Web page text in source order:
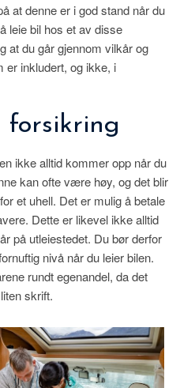
at denne er i god stand når du
leie bil hos et av disse
at du går gjennom vilkår og
er inkludert, og ikke, i
forsikring
ikke alltid kommer opp når du
kan ofte være høy, og det blir
et uhell. Det er mulig å betale
Dette er likevel ikke alltid
på utleiestedet. Du bør derfor
nivå når du leier bilen.
rundt egenandel, da det
skrift.